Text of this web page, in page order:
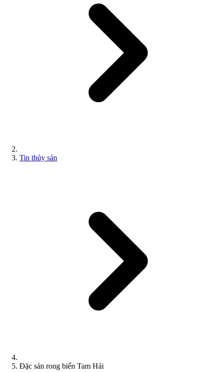
Tin thủy sản
Đặc sản rong biển Tam Hải